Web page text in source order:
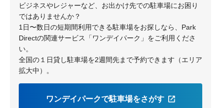
姫島 淀川
ビジネスやレジャーなど、お出かけ先での駐車場にお困り
ではありませんか？
1日〜数日の短期間利用できる駐車場をお探しなら、Park
Directの関連サービス「ワンデイパーク」をご利用くださ
い。
全国の１日貸し駐車場を2週間先まで予約できます（エリア
拡大中）。
ワンデイパークで駐車場をさがす